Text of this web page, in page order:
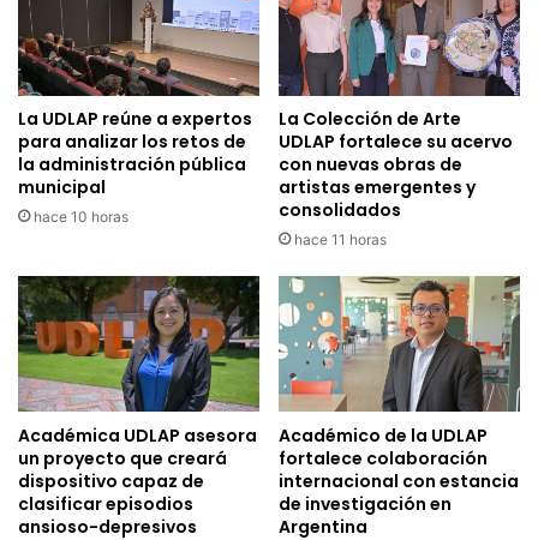
La UDLAP reúne a expertos
para analizar los retos de
la administración pública
municipal
hace 10 horas
La Colección de Arte
UDLAP fortalece su acervo
con nuevas obras de
artistas emergentes y
consolidados
hace 11 horas
Académica UDLAP asesora
un proyecto que creará
dispositivo capaz de
clasificar episodios
ansioso-depresivos
Académico de la UDLAP
fortalece colaboración
internacional con estancia
de investigación en
Argentina